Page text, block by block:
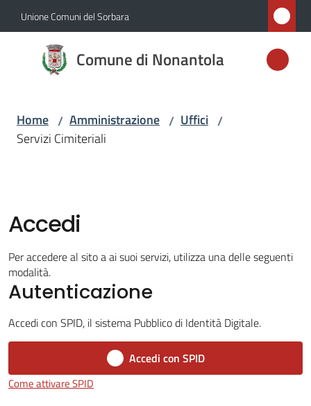
Vai al contenuto
Vai alla navigazione
Vai al footer
Unione Comuni del Sorbara
Comune di Nonantola
Comune di
Nonantola
Amministrazione
Menu selezionato
Menu selezionato
Nonantola
gli
argomenti...
Home / Amministrazione / Uffici /
Servizi Cimiteriali
Accedi
Per accedere al sito a ai suoi servizi, utilizza una delle seguenti
modalità.
Autenticazione
Accedi con SPID, il sistema Pubblico di Identità Digitale.
Accedi con SPID
Come attivare SPID